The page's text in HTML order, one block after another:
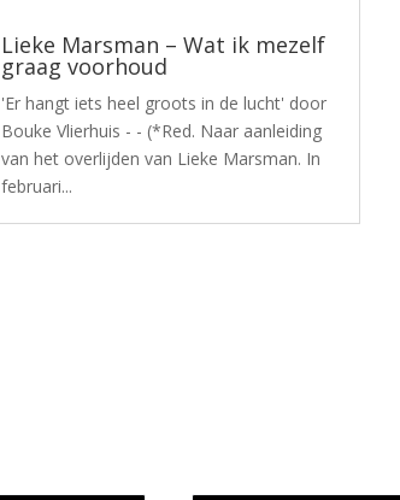
Lieke Marsman – Wat ik mezelf
graag voorhoud
'Er hangt iets heel groots in de lucht' door
Bouke Vlierhuis - - (*Red. Naar aanleiding
van het overlijden van Lieke Marsman. In
februari...